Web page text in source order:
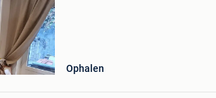
Ophalen